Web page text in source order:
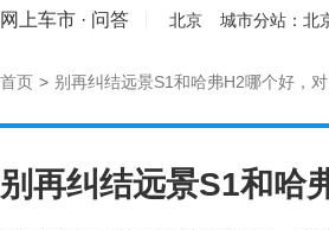
网上车市 · 问答 北京 城市分站： 北
首页 > 别再纠结远景S1和哈弗H2哪个好，
别再纠结远景S1和哈